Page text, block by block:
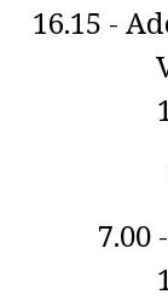
16.15 -
7.00